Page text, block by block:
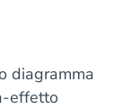
diagramma
effetto